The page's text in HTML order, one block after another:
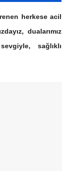
herkese acil
dualarımız
sağlıklı